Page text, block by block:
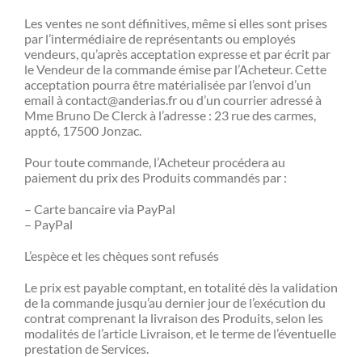
Les ventes ne sont définitives, même si elles sont prises
par l’intermédiaire de représentants ou employés
vendeurs, qu’après acceptation expresse et par écrit par
le Vendeur de la commande émise par l’Acheteur. Cette
acceptation pourra être matérialisée par l’envoi d’un
email à contact@anderias.fr ou d’un courrier adressé à
Mme Bruno De Clerck à l’adresse : 23 rue des carmes,
appt6, 17500 Jonzac.
Pour toute commande, l’Acheteur procédera au
paiement du prix des Produits commandés par :
– Carte bancaire via PayPal
– PayPal
L’espèce et les chèques sont refusés
Le prix est payable comptant, en totalité dès la validation
de la commande jusqu’au dernier jour de l’exécution du
contrat comprenant la livraison des Produits, selon les
modalités de l’article Livraison, et le terme de l’éventuelle
prestation de Services.